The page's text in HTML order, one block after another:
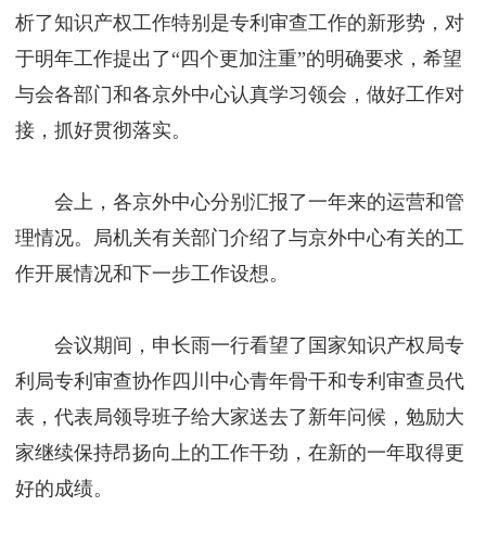
析了知识产权工作特别是专利审查工作的新形势，对
于明年工作提出了“四个更加注重”的明确要求，希望
与会各部门和各京外中心认真学习领会，做好工作对
接，抓好贯彻落实。
会上，各京外中心分别汇报了一年来的运营和管
理情况。局机关有关部门介绍了与京外中心有关的工
作开展情况和下一步工作设想。
会议期间，申长雨一行看望了国家知识产权局专
利局专利审查协作四川中心青年骨干和专利审查员代
表，代表局领导班子给大家送去了新年问候，勉励大
家继续保持昂扬向上的工作干劲，在新的一年取得更
好的成绩。